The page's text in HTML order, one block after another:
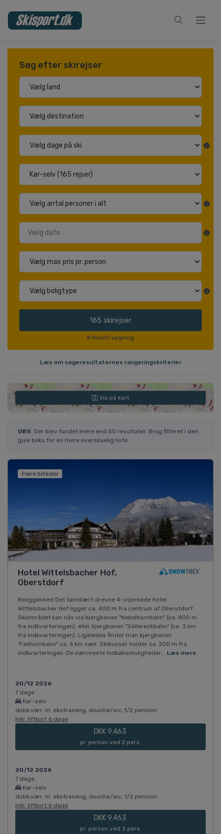
Søg efter skirejser
165 skirejser
Nulstil søgning
Læs om søgeresultaternes rangeringskriterier
Vis på kort
OBS: Der blev fundet mere end 50 resultater. Brug filteret i den
gule boks for en mere overskuelig liste.
Flere billeder
Hotel Wittelsbacher Hof,
Oberstdorf
Beliggenhed Det familiært drevne 4-stjernede hotel
Wittelsbacher Hof ligger ca. 400 m fra centrum af Oberstdorf.
Skiområdet kan nås via bjergbanen "Nebelhornbahn" (ca. 800 m
fra indkvarteringen), eller bjergbanen "Söllereckbahn" (ca. 3 km
fra indkvarteringen). Ligeledes finder man bjergbanen
"Fellhornbahn" ca. 6 km væk. Skibusser holder ca. 200 m fra
indkvarteringen. De nærmeste indkøbsmuligheder... Læs mere
20/12 2026
7 dage
Kør-selv
dobb.vær. m. ekstraseng, douche/wc, 1/2 pension
Inkl. liftkort 6 dage
DKK 9.463
pr. person ved 2 pers.
20/12 2026
7 dage
Kør-selv
dobb.vær. m. ekstraseng, douche/wc, 1/2 pension
Inkl. liftkort 6 dage
DKK 9.463
pr. person ved 3 pers.